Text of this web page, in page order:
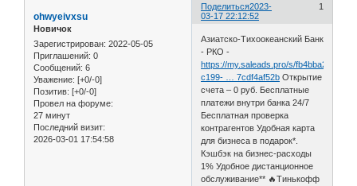
Поделиться 1
2023-
03-17 22:12:52
ohwyeivxsu
Новичок
Зарегистрирован: 2022-05-05
Приглашений: 0
Сообщений: 6
Уважение: [+0/-0]
Позитив: [+0/-0]
Провел на форуме:
27 минут
Последний визит:
2026-03-01 17:54:58
Азиатско-Тихоокеанский Банк
- РКО -
https://my.saleads.pro/s/fb4bba20-
c199- … 7cdf4af52b Открытие
счета – 0 руб. Бесплатные
платежи внутри банка 24/7
Бесплатная проверка
контрагентов Удобная карта
для бизнеса в подарок*.
Кэшбэк на бизнес-расходы
1% Удобное дистанционное
обслуживание** 🔥Тинькофф